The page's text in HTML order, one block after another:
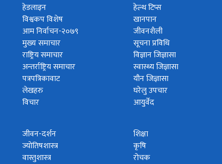
हेडलाइन
विश्वकप विशेष
आम निर्वाचन-२०७९
मुख्य समाचार
राष्ट्रिय समाचार
अन्तर्राष्ट्रिय समाचार
पत्रपत्रिकावाट
लेखहरु
विचार
हेल्थ टिप्स
खानपान
जीवनशैली
सूचना प्रविधि
विज्ञान जिज्ञासा
स्वास्थ्य जिज्ञासा
यौन जिज्ञासा
घरेलु उपचार
आयुर्वेद
जीवन-दर्शन
ज्योतिषशास्त्र
वास्तुशास्त्र
शिक्षा
कृषि
रोचक